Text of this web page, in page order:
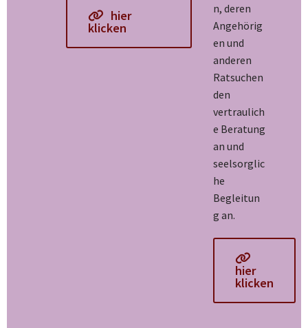
hier
klicken
n, deren
Angehörig
en und
anderen
Ratsuchen
den
vertraulich
e Beratung
an und
seelsorglic
he
Begleitun
g an.
hier
klicken